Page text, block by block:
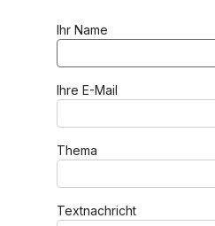
Ihr Name
Ihre E-Mail
Thema
Textnachricht